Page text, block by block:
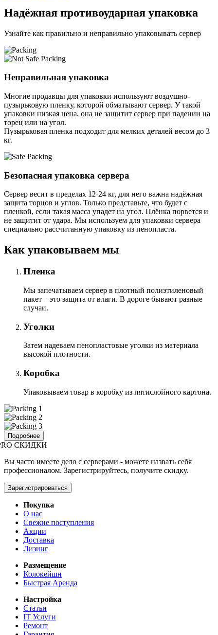
Надёжная противоударная упаковка
Узнайте как правильно и неправильно упаковывать сервер
Неправильная упаковка
Многие продавцы для упаковки используют воздушно-
пузырьковую пленку, которой обматывают сервер. У такой
упаковки низкая цена, она не защитит сервер при падении на
торец или на угол.
Пузырьковая пленка подходит для мелких деталей весом до 3
кг.
Безопасная упаковка сервера
Сервер весит в пределах 12-24 кг, для него важна надёжная
защита торцов и углов. Только представьте, что будет с
пленкой, если такая масса упадет на угол. Плёнка порвется и
не защитит от удара. Мы используем для упаковки сервера
специально расcчитанную упаковку из пенопласта.
Как упаковываем мы
Пленка
Мы запечатываем сервер в плотный полиэтиленовый
пакет – это защита от влаги. В дороге бывают разные
случаи.
Уголки
Затем надеваем пенопластовые уголки из материала
высокой плотности.
Коробка
Упаковываем товар в коробку из пятислойного картона.
Подробнее
СКИДКИ
Вы часто имеете дело с серверами - можете назвать себя
профессионалом. Зарегистрируйтесь, получите скидку.
Зарегистрироваться
Покупка
О нас
Свежие поступления
Акции
Доставка
Лизинг
Размещение
Колокейшн
Быстрая Аренда
Настройка
Статьи
IT Услуги
Ремонт